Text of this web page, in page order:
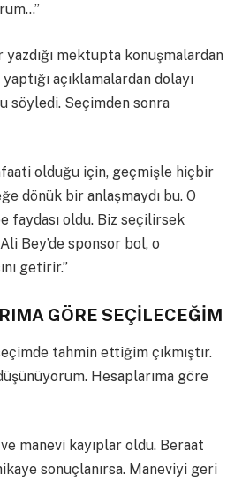
yazdığı mektupta konuşmalardan
açıklamalardan dolayı
söyledi. Seçimden sonra
olduğu için, geçmişle hiçbir
dönük bir anlaşmaydı bu. O
faydası oldu. Biz seçilirsek
Bey’de sponsor bol, o
getirir.”
GÖRE SEÇİLECEĞİM
tahmin ettiğim çıkmıştır.
Hesaplarıma göre
manevi kayıplar oldu. Beraat
sonuçlanırsa. Maneviyi geri